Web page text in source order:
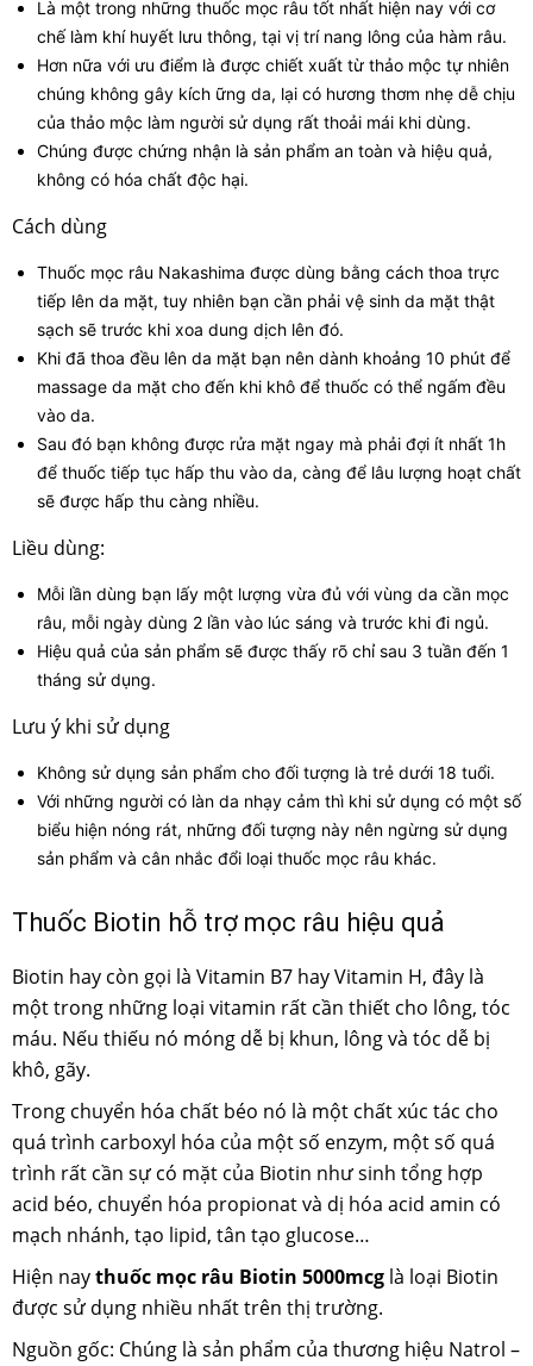
Là một trong những thuốc mọc râu tốt nhất hiện nay với cơ
chế làm khí huyết lưu thông, tại vị trí nang lông của hàm râu.
Hơn nữa với ưu điểm là được chiết xuất từ thảo mộc tự nhiên
chúng không gây kích ững da, lại có hương thơm nhẹ dễ chịu
của thảo mộc làm người sử dụng rất thoải mái khi dùng.
Chúng được chứng nhận là sản phẩm an toàn và hiệu quả,
không có hóa chất độc hại.
Cách dùng
Thuốc mọc râu Nakashima được dùng bằng cách thoa trực
tiếp lên da mặt, tuy nhiên bạn cần phải vệ sinh da mặt thật
sạch sẽ trước khi xoa dung dịch lên đó.
Khi đã thoa đều lên da mặt bạn nên dành khoảng 10 phút để
massage da mặt cho đến khi khô để thuốc có thể ngấm đều
vào da.
Sau đó bạn không được rửa mặt ngay mà phải đợi ít nhất 1h
để thuốc tiếp tục hấp thu vào da, càng để lâu lượng hoạt chất
sẽ được hấp thu càng nhiều.
Liều dùng:
Mỗi lần dùng bạn lấy một lượng vừa đủ với vùng da cần mọc
râu, mỗi ngày dùng 2 lần vào lúc sáng và trước khi đi ngủ.
Hiệu quả của sản phẩm sẽ được thấy rõ chỉ sau 3 tuần đến 1
tháng sử dụng.
Lưu ý khi sử dụng
Không sử dụng sản phẩm cho đối tượng là trẻ dưới 18 tuổi.
Với những người có làn da nhạy cảm thì khi sử dụng có một số
biểu hiện nóng rát, những đối tượng này nên ngừng sử dụng
sản phẩm và cân nhắc đổi loại thuốc mọc râu khác.
Thuốc Biotin hỗ trợ mọc râu hiệu quả
Biotin hay còn gọi là Vitamin B7 hay Vitamin H, đây là
một trong những loại vitamin rất cần thiết cho lông, tóc
máu. Nếu thiếu nó móng dễ bị khun, lông và tóc dễ bị
khô, gãy.
Trong chuyển hóa chất béo nó là một chất xúc tác cho
quá trình carboxyl hóa của một số enzym, một số quá
trình rất cần sự có mặt của Biotin như sinh tổng hợp
acid béo, chuyển hóa propionat và dị hóa acid amin có
mạch nhánh, tạo lipid, tân tạo glucose…
Hiện naythuốc mọc râu Biotin 5000mcg là loại Biotin
được sử dụng nhiều nhất trên thị trường.
Nguồn gốc: Chúng là sản phẩm của thương hiệu Natrol –